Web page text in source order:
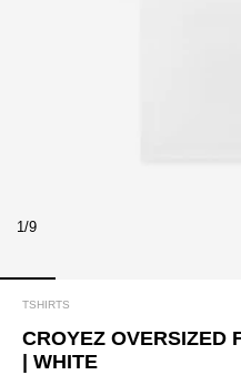
1/9
TSHIRTS
CROYEZ OVERSIZED
| WHITE